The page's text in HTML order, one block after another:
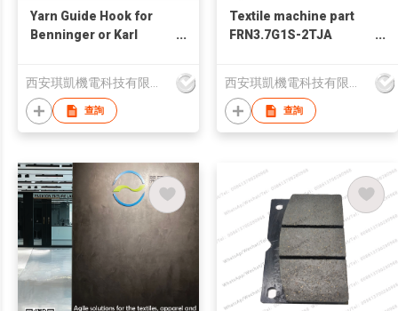
Yarn Guide Hook for
Benninger or Karl
查詢
Textile machine part
FRN3.7G1S-2TJA
for Tsudakoma Sizing
Machine
查詢